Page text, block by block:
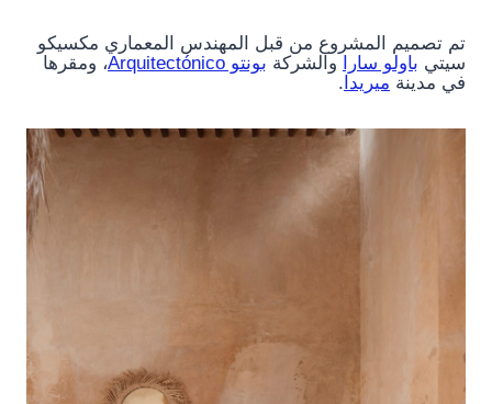
تم تصميم المشروع من قبل المهندس المعماري مكسيكو
سيتي باولو سارا والشركة بونتو Arquitectónico
، ومقرها
في مدينة ميريدا .